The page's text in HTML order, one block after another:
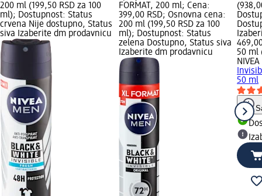
200 ml (199,50 RSD za 100
ml); Dostupnost: Status
crvena Nije dostupno, Status
siva Izaberite dm prodavnicu
FORMAT, 200 ml; Cena:
399,00 RSD; Osnovna cena:
200 ml (199,50 RSD za 100
ml); Dostupnost: Status
zelena Dostupno, Status siva
Izaberite dm prodavnicu
50 ml
50 ml